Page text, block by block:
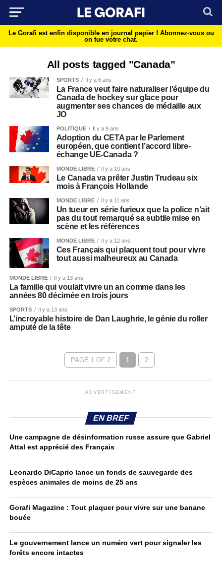
Le Gorafi est enfin disponible en journal papier ! Abonnez-vous ou
on tue votre chat.
All posts tagged "Canada"
SPORTS Il y a 6 ans
La France veut faire naturaliser l’équipe du
Canada de hockey sur glace pour
augmenter ses chances de médaille aux
JO
POLITIQUE Il y a 9 ans
Adoption du CETA par le Parlement
européen, que contient l’accord libre-
échange UE-Canada ?
MONDE LIBRE Il y a 10 ans
Le Canada va prêter Justin Trudeau six
mois à François Hollande
MONDE LIBRE Il y a 11 ans
Un tueur en série furieux que la police n’ait
pas du tout remarqué sa subtile mise en
scène et les références
MONDE LIBRE Il y a 12 ans
Ces Français qui plaquent tout pour vivre
tout aussi malheureux au Canada
MONDE LIBRE Il y a 13 ans
La famille qui voulait vivre un an comme dans les
années 80 décimée en trois jours
SPORTS Il y a 13 ans
L’incroyable histoire de Dan Laughrie, le génie du roller
amputé de la tête
PAGE 1 OF 2 1 2
ADVERTISEMENT
EN BREF
Une campagne de désinformation russe assure que Gabriel
Attal est apprécié des Français
Leonardo DiCaprio lance un fonds de sauvegarde des
espèces animales de moins de 25 ans
Gorafi Magazine : Tout plaquer pour vivre sur une banane
bouée
Le gouvernement lance un numéro vert pour signaler les
forêts encore intactes